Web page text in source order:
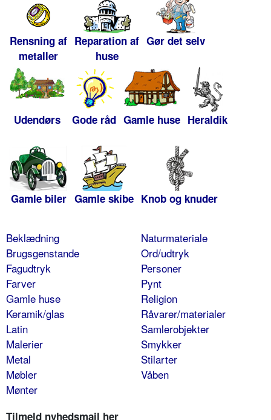
Rensning af
metaller
Reparation af
huse
Gør det selv
Udendørs Gode råd Gamle huse Heraldik
Gamle biler Gamle skibe Knob og knuder
Beklædning
Brugsgenstande
Fagudtryk
Farver
Gamle huse
Keramik/glas
Latin
Malerier
Metal
Møbler
Mønter
Naturmateriale
Ord/udtryk
Personer
Pynt
Religion
Råvarer/materialer
Samlerobjekter
Smykker
Stilarter
Våben
Tilmeld nyhedsmail her